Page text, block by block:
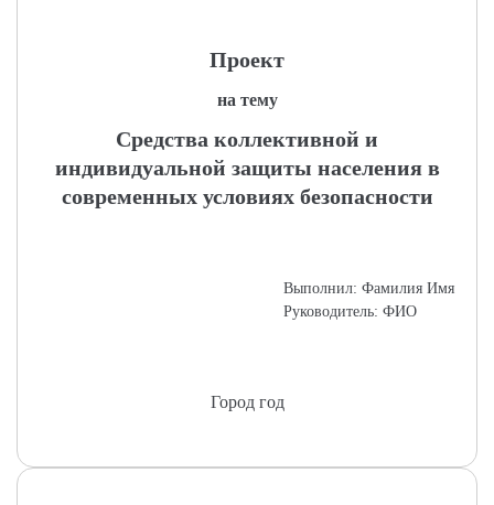
Проект
на тему
Средства коллективной и
индивидуальной защиты населения в
современных условиях безопасности
Выполнил: Фамилия Имя
Руководитель: ФИО
Город год